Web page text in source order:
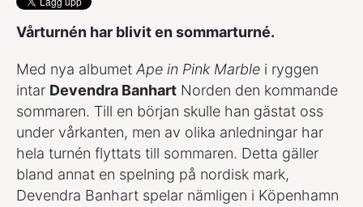
Vårturnén har blivit en sommarturné.
Med nya albumet Ape in Pink Marble i ryggen
intar Devendra Banhart Norden den kommande
sommaren. Till en början skulle han gästat oss
under vårkanten, men av olika anledningar har
hela turnén flyttats till sommaren. Detta gäller
bland annat en spelning på nordisk mark,
Devendra Banhart spelar nämligen i Köpenhamn